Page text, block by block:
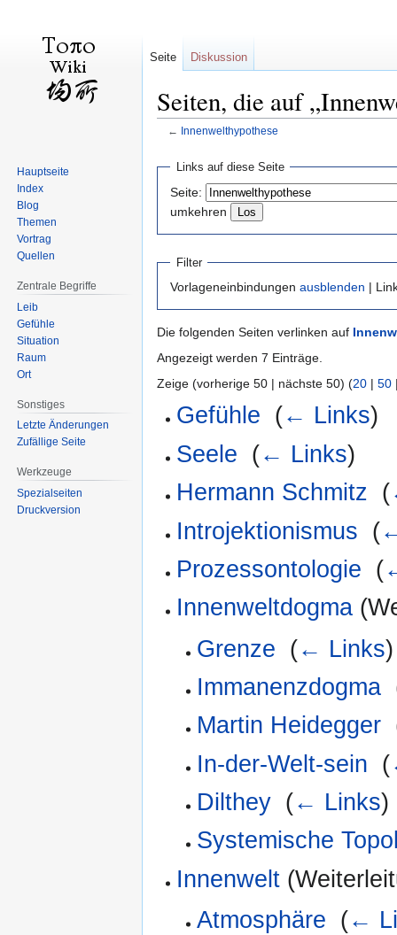
Seiten, die auf
← Innenwelthypothese
Navigation
springen
springen
Links auf diese Seite
Seite:
umkehren
Filter
Vorlageneinbindungen ausblenden |
Die folgenden Seiten verlinken auf
Angezeigt werden 7 Einträge.
Zeige (vorherige 50 | nächste 50) (20 | 50
Gefühle (← Links)
Seele (← Links)
Hermann Schmitz (
Introjektionismus (
Prozessontologie (
Innenweltdogma
Grenze (← Links)
Immanenzdogma‎
Martin Heidegger‎
In-der-Welt-sein (
Dilthey‎ (← Links)
Systemische
Innenwelt
Atmosphäre (←
Seite Diskussion
Hauptseite
Index
Blog
Themen
Vortrag
Quellen
Zentrale Begriffe
Leib
Gefühle
Situation
Raum
Ort
Sonstiges
Letzte Änderungen
Zufällige Seite
Werkzeuge
Spezialseiten
Druckversion